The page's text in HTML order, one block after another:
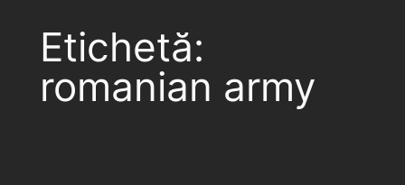
Etichetă:
romanian army